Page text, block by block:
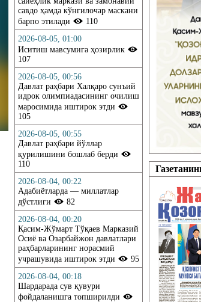
савдо ҳамда кўнгилочар маскани
барпо этилади
110
2026-08-05, 01:00
Иситиш мавсумига ҳозирлик
107
2026-08-05, 00:56
Давлат раҳбари Халқаро сунъий
идрок олимпиадасининг очилиш
маросимида иштирок этди
105
2026-08-05, 00:55
Давлат раҳбари йўллар
қурилишини бошлаб берди
110
2026-08-04, 00:22
Адабиётларда — миллатлар
дўстлиги
82
2026-08-04, 00:20
Қасим-Жўмарт Тўқаев Марказий
Осиё ва Озарбайжон давлатлари
раҳбарларининг норасмий
учрашувида иштирок этди
95
2026-08-04, 00:18
Шардарада сув қувури
фойдаланишга топширилди